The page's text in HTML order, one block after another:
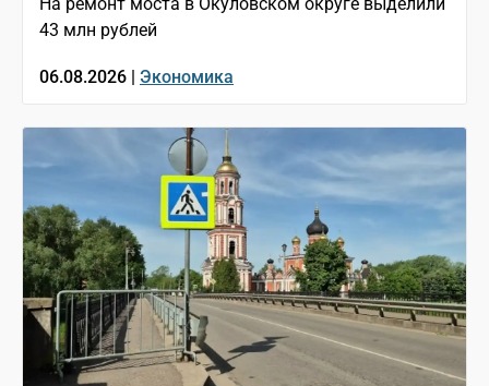
43 млн рублей
06.08.2026 | Экономика